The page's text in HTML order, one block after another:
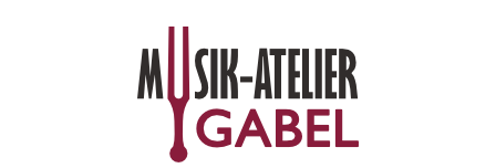
Zum Hauptinhalt springen